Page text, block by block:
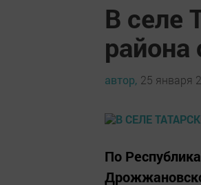
В селе
автор, 25 января
По